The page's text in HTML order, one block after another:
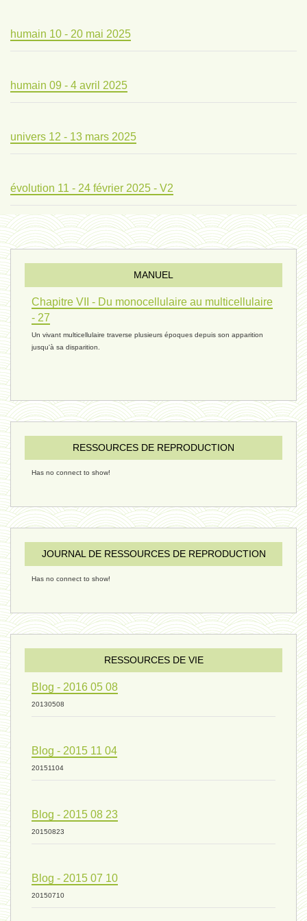
humain 10 - 20 mai 2025
humain 09 - 4 avril 2025
univers 12 - 13 mars 2025
évolution 11 - 24 février 2025 - V2
évolution 10 - 4 février 2025
réconciliations 04 - 26 janvier
réchauffement 03 - 26 janvier 2025
ressources de vie 05 - 23 décembre
humain 08 - 16 décembre 2024
sexualité 06 - 9 octobre 2024
ressources de vie 04 - 26
mode de production industriel 01 -
MANUEL
Chapitre VII - Du monocellulaire au multicellulaire
- 27
Un vivant multicellulaire traverse plusieurs époques depuis son apparition
jusqu'à sa disparition.
RESSOURCES DE REPRODUCTION
Has no connect to show!
JOURNAL DE RESSOURCES DE REPRODUCTION
Has no connect to show!
RESSOURCES DE VIE
Blog - 2016 05 08
20130508
Blog - 2015 11 04
20151104
Blog - 2015 08 23
20150823
Blog - 2015 07 10
20150710